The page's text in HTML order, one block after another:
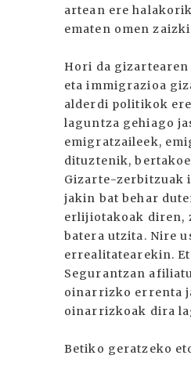
artean ere
ematen omen
Hori da
eta immigrazioa
alderdi politikok
laguntza gehiago
emigratzaileek,
dituztenik,
Gizarte-zerbitzuak
jakin bat behar
erlijiotakoak diren,
batera utzita. Nire
errealitatearekin.
Segurantzan
oinarrizko errenta
oinarrizkoak dira
Betiko geratzeko